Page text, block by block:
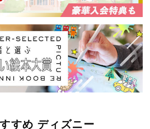
すめ ディズニー